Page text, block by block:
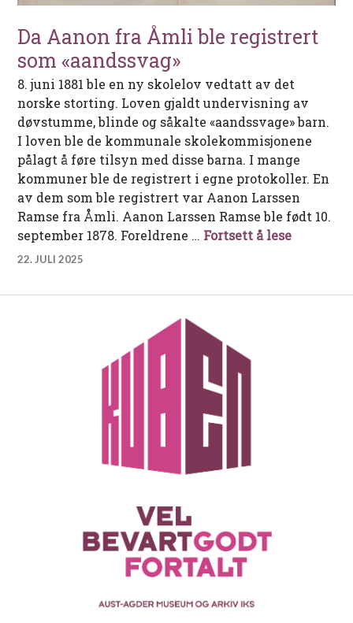
Da Aanon fra Åmli ble registrert
som «aandssvag»
8. juni 1881 ble en ny skolelov vedtatt av det
norske storting. Loven gjaldt undervisning av
døvstumme, blinde og såkalte «aandssvage» barn.
I loven ble de kommunale skolekommisjonene
pålagt å føre tilsyn med disse barna. I mange
kommuner ble de registrert i egne protokoller. En
av dem som ble registrert var Aanon Larssen
Ramse fra Åmli. Aanon Larssen Ramse ble født 10.
september 1878. Foreldrene … Fortsett å leseDa
22. JULI 2025